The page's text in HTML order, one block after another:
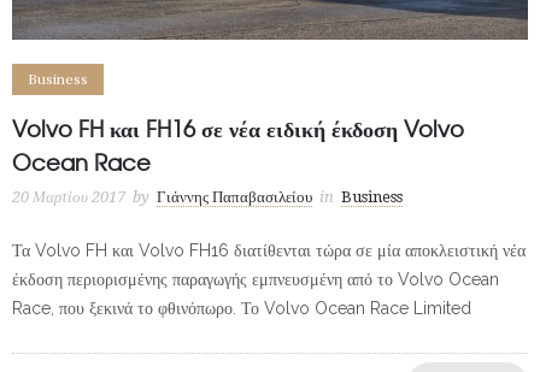
Business
Volvo FH και FH16 σε νέα ειδική έκδοση Volvo
Ocean Race
20 Μαρτίου 2017 by Γιάννης Παπαβασιλείου in Business
Τα Volvo FH και Volvo FH16 διατίθενται τώρα σε μία αποκλειστική νέα
έκδοση περιορισμένης παραγωγής εμπνευσμένη από το Volvo Ocean
Race, που ξεκινά το φθινόπωρο. Το Volvo Ocean Race Limited